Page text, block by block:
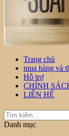
Trang chủ
mua hàng và
Hỗ trợ
CHÍNH
LIÊN HỆ
Danh mục